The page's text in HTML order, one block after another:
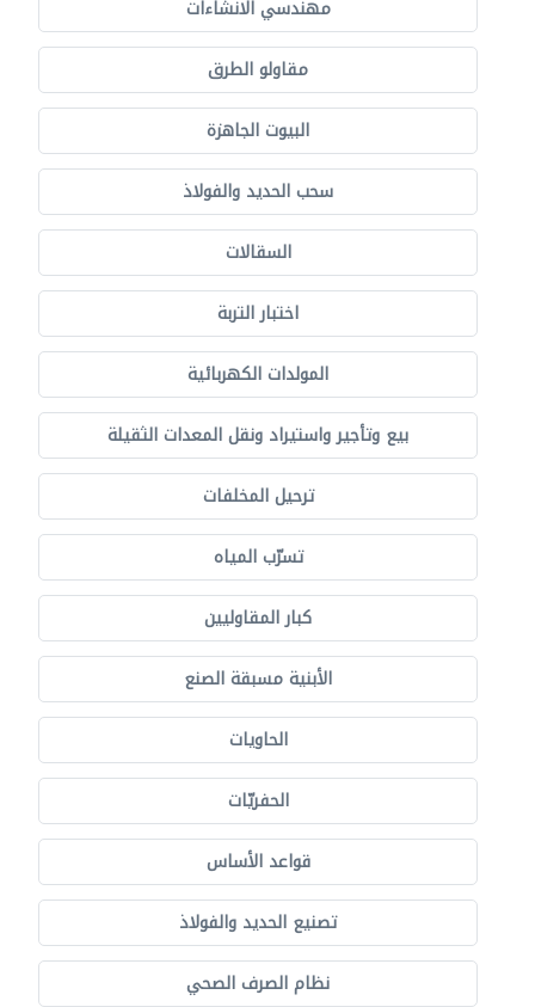
مهندسي الانشاءات
مقاولو الطرق
البيوت الجاهزة
سحب الحديد والفولاذ
السقالات
اختبار التربة
المولدات الكهربائية
بيع وتأجير واستيراد ونقل المعدات الثقيلة
ترحيل المخلفات
تسرّب المياه
كبار المقاوليين
الأبنية مسبقة الصنع
الحاويات
الحفريّات
قواعد الأساس
تصنيع الحديد والفولاذ
نظام الصرف الصحي